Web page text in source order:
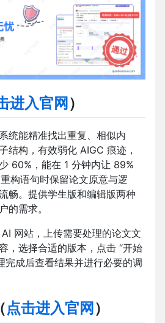
进入官网 ）
统能精准找出重复、相似内
结构，有效弱化 AIGC 痕迹，
60%，能在 1 分钟内让 89%
构语句时保留论文原意与逻
畅。提供学生版和编辑版两种
的需求。
网站，上传需要处理的论文文
，选择合适的版本，点击 “开始
完成后查看结果并进行必要的调
点击进入官网）